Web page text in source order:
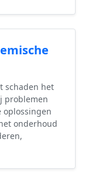
schaden het
problemen
oplossingen
onderhoud